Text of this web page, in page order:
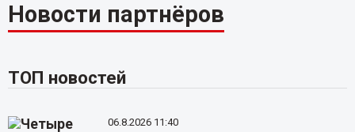
Новости партнёров
ТОП новостей
06.8.2026 11:40